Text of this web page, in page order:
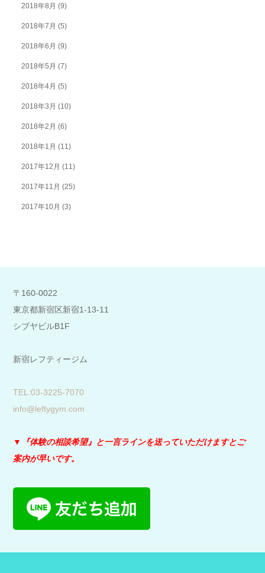
2018年8月 (9)
2018年7月 (5)
2018年6月 (9)
2018年5月 (7)
2018年4月 (5)
2018年3月 (10)
2018年2月 (6)
2018年1月 (11)
2017年12月 (11)
2017年11月 (25)
2017年10月 (3)
〒160-0022
東京都新宿区新宿1-13-11
シブヤビルB1F
新宿レフティージム
​TEL:03-3225-7070
info@leftygym.com
▼『体験の相談希望』と一言ラインを送っていただけますとご
案内が早いです。